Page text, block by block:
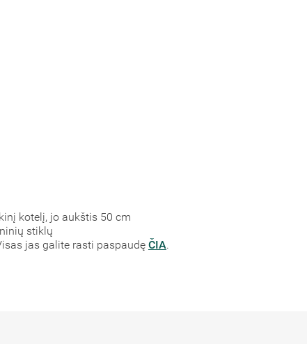
kotelį, jo aukštis 50 cm
stiklų
jas galite rasti paspaudę ČIA.